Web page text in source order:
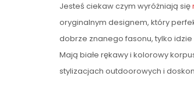
Jesteś ciekaw czym wyróżniają się
oryginalnym designem, który
dobrze znanego fasonu, tylko
Mają białe rękawy i kolorowy
stylizacjach outdoorowych i